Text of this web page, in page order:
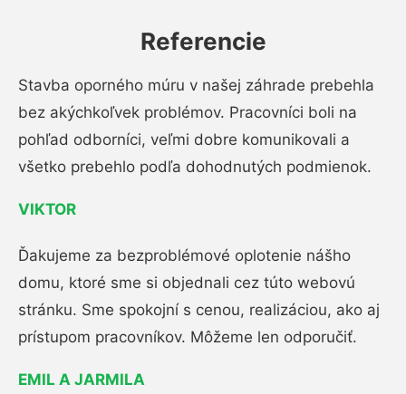
Referencie
Stavba oporného múru v našej záhrade prebehla
bez akýchkoľvek problémov. Pracovníci boli na
pohľad odborníci, veľmi dobre komunikovali a
všetko prebehlo podľa dohodnutých podmienok.
VIKTOR
Ďakujeme za bezproblémové oplotenie nášho
domu, ktoré sme si objednali cez túto webovú
stránku. Sme spokojní s cenou, realizáciou, ako aj
prístupom pracovníkov. Môžeme len odporučiť.
EMIL A JARMILA